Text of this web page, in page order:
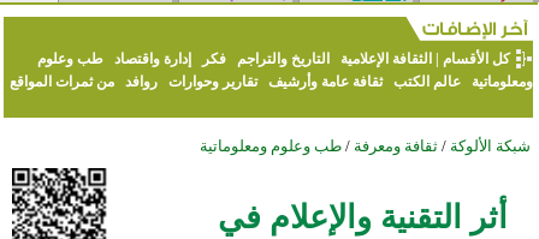
كل الأقسام الثقافة الإعلامية التاريخ والتراجم فكر إدارة واقتصاد
طب وعلوم
ومعلوماتية
عالم الكتب ثقافة عامة وأرشيف تقارير وحوارات روافد من ثمرات المواقع
شبكة الألوكة / ثقافة ومعرفة / طب وعلوم ومعلوماتية
أثر التقنية والإعلام في